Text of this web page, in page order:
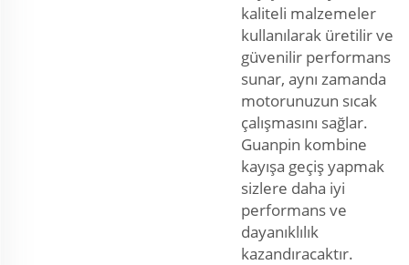
kaliteli malzemeler
kullanılarak üretilir ve
güvenilir performans
sunar, aynı zamanda
motorunuzun sıcak
çalışmasını sağlar.
Guanpin kombine
kayışa geçiş yapmak
sizlere daha iyi
performans ve
dayanıklılık
kazandıracaktır.